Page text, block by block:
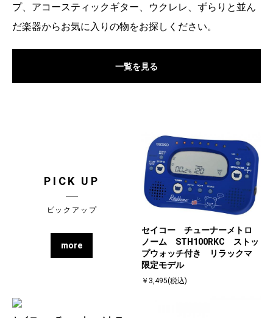
プ、アコースティックギター、ウクレレ、ずらりと並ん
だ楽器からお気に入りの物をお探しください。
一覧を見る
PICK UP
ピックアップ
more
セイコー チューナーメトロ
ノーム STH100RKC ストッ
プウォッチ付き リラックマ
限定モデル
￥3,495(税込)